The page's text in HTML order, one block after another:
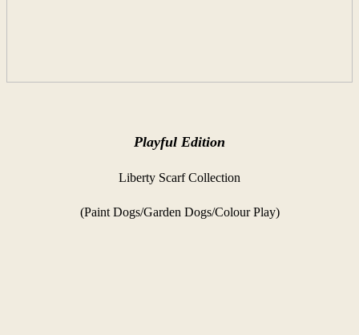
Playful Edition
Liberty Scarf Collection
(Paint Dogs/Garden Dogs/Colour Play)